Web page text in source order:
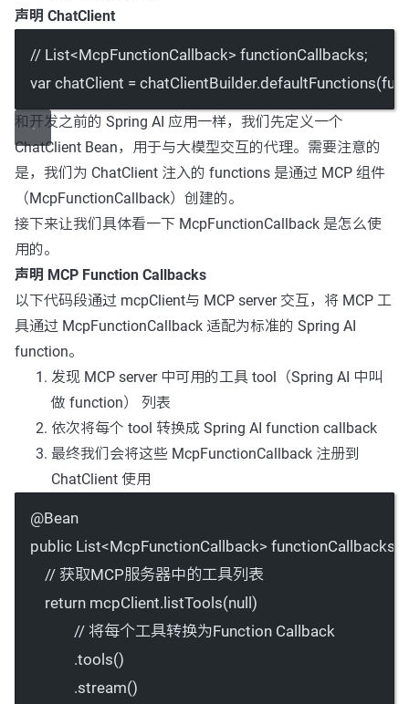
声明 ChatClient
// List<McpFunctionCallback> functionCallbacks;
var chatClient = chatClientBuilder.defaultFunctions
和开发之前的 Spring AI 应用一样，我们先定义一个
ChatClient Bean，用于与大模型交互的代理。需要注意的
是，我们为 ChatClient 注入的 functions 是通过 MCP 组件
（McpFunctionCallback）创建的。
接下来让我们具体看一下 McpFunctionCallback 是怎么使
用的。
声明 MCP Function Callbacks
以下代码段通过 mcpClient与 MCP server 交互，将 MCP 工
具通过 McpFunctionCallback 适配为标准的 Spring AI
function。
发现 MCP server 中可用的工具 tool（Spring AI 中叫
做 function） 列表
依次将每个 tool 转换成 Spring AI function callback
最终我们会将这些 McpFunctionCallback 注册到
ChatClient 使用
@Bean
public List<McpFunctionCallback> functionCallbacks
// 获取MCP服务器中的工具列表
return mcpClient.listTools(null)
// 将每个工具转换为Function Callback
.tools()
.stream()